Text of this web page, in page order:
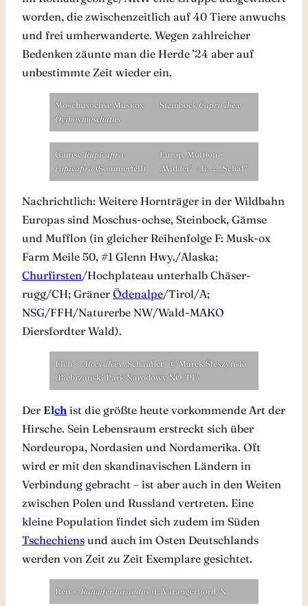
worden, die zwischenzeitlich auf 40 Tiere anwuchs
und frei umherwanderte. Wegen zahlreicher
Bedenken zäunte man die Herde ’24 aber auf
unbestimmte Zeit wieder ein.
Moschusochse Muskox
Ovibos moschatus
SteinbockCapra ibex
Gämse Rupicapra
rupicapra (Sommerfell)
Europ. Mufflon ♂
„Widder“ – li. ♀ „Schaf“
Nachrichtlich: Weitere Hornträger in der Wildbahn
Europas sind Moschus-ochse, Steinbock, Gämse
und Mufflon (in gleicher Reihenfolge F: Musk-ox
Farm Meile 50, #1 Glenn Hwy./Alaska;
Churfirsten/Hochplateau unterhalb Chäser-
rugg/CH; Gräner Ödenalpe/Tirol/A;
NSG/FFH/Naturerbe NW/Wald-MAKO
Diersfordter Wald).
Elch ♂ Alces alces „Schaufler“ © Marek Śleszyński
(Biebrzański Park Narodowy NO/PL)
Der Elch ist die größte heute vorkommende Art der
Hirsche. Sein Lebensraum erstreckt sich über
Nordeuropa, Nordasien und Nordamerika. Oft
wird er mit den skandinavischen Ländern in
Verbindung gebracht – ist aber auch in den Weiten
zwischen Polen und Russland vertreten. Eine
kleine Population findet sich zudem im Süden
Tschechiens und auch im Osten Deutschlands
werden von Zeit zu Zeit Exemplare gesichtet.
Ren ♂ Rangifer tarandus (F: Varangerfjord/N